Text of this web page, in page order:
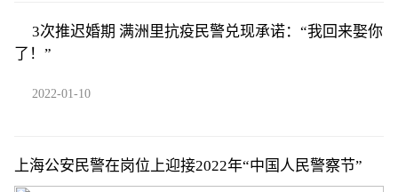
3次推迟婚期 满洲里抗疫民警兑现承诺：“我回来娶你
了！”
2022-01-10
上海公安民警在岗位上迎接2022年“中国人民警察节”